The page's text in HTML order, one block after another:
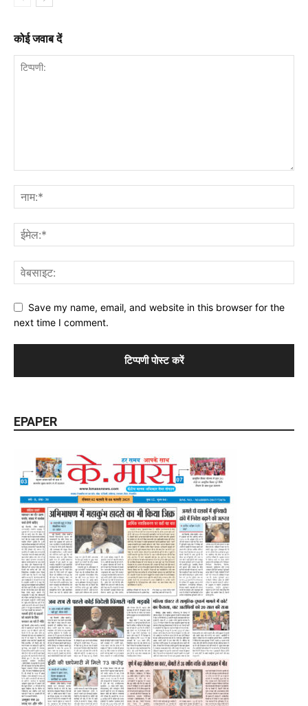
कोई जवाब दें
Save my name, email, and website in this browser for the
next time I comment.
EPAPER